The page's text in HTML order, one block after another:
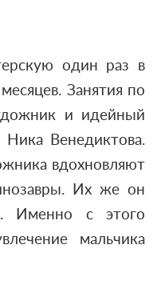
один раз в
Занятия по
и идейный
Ника Венедиктова.
вдохновляют
Их же он
Именно с этого
мальчика